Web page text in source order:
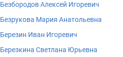
Безбородов Алексей Игоревич
Безрукова Мария Анатольевна
Березин Иван Игоревич
Березкина Светлана Юрьевна